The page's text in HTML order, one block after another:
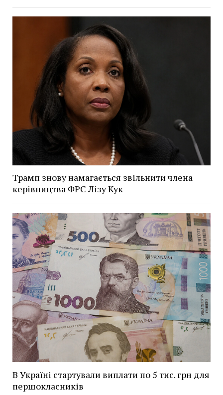
Трамп знову намагається звільнити члена
керівництва ФРС Лізу Кук
В Україні стартували виплати по 5 тис. грн для
першокласників